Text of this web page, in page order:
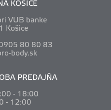
KOŠICE
VUB banke
Košice
0905 80 80 83
body.sk
PREDAJŇA
:00 - 18:00
- 12:00